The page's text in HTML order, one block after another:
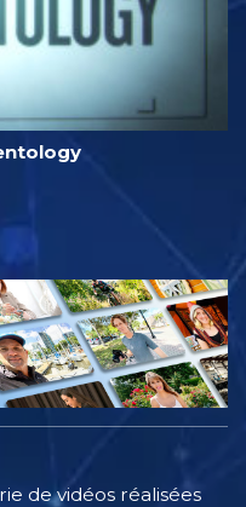
de vidéos réalisées